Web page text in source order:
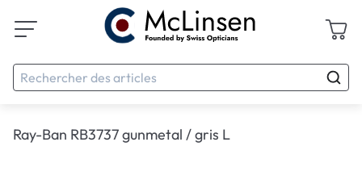
Ray-Ban RB3737 gunmetal / gris L